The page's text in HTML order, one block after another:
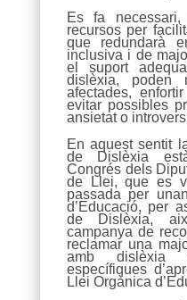
Es fa
recursos per
que redundarà
inclusiva i de
el suport
dislèxia, poden
afectades,
evitar possibles
ansietat o
En aquest sentit
de Dislèxia
Congrés dels
de Llei, que es
passada per
d’Educació, per
de Dislèxia,
campanya de
reclamar una
amb dislèxia
específiques
Llei Orgànica